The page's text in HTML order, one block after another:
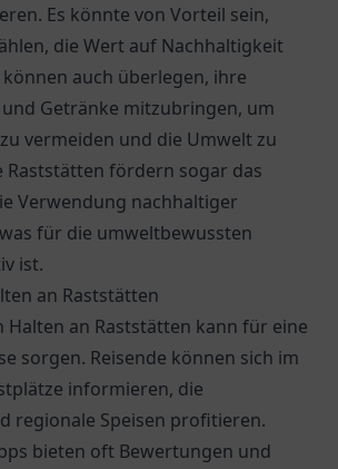
Es könnte von Vorteil sein,
die Wert auf Nachhaltigkeit
können auch überlegen, ihre
und Getränke mitzubringen, um
vermeiden und die Umwelt zu
Raststätten fördern sogar das
Verwendung nachhaltiger
für die umweltbewussten
ist.
an Raststätten
Halten an Raststätten kann für eine
sorgen. Reisende können sich im
informieren, die
regionale Speisen profitieren.
bieten oft Bewertungen und